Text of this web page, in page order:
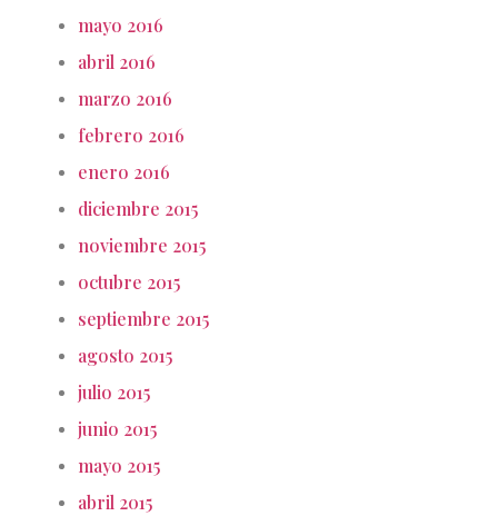
mayo 2016
abril 2016
marzo 2016
febrero 2016
enero 2016
diciembre 2015
noviembre 2015
octubre 2015
septiembre 2015
agosto 2015
julio 2015
junio 2015
mayo 2015
abril 2015